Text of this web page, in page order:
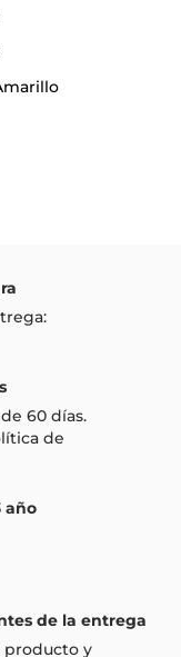
60 días.
de
año
de la entrega
producto y